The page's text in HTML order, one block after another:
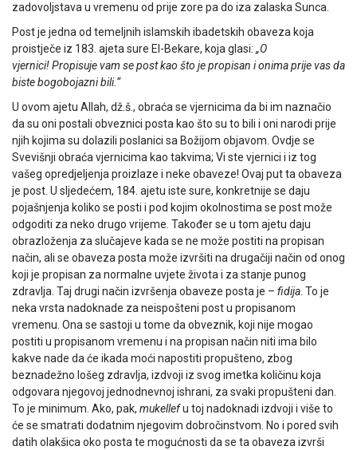
zadovoljstava u vremenu od prije zore pa do iza zalaska Sunca.
Post je jedna od temeljnih islamskih ibadetskih obaveza koja
proistječe iz 183. ajeta sure El-Bekare, koja glasi: „O
vjernici!Propisuje vam se post kao što je propisan i onima prije vas da
biste bogobojazni bili.“
U ovom ajetu Allah, dž.š., obraća se vjernicima da bi im naznačio
da su oni postali obveznici posta kao što su to bili i oni narodi prije
njih kojima su dolazili poslanici sa Božijom objavom. Ovdje se
Svevišnji obraća vjernicima kao takvima; Vi ste vjernici i iz tog
vašeg opredjeljenja proizlaze i neke obaveze! Ovaj put ta obaveza
je post. U sljedećem, 184. ajetu iste sure, konkretnije se daju
pojašnjenja koliko se posti i pod kojim okolnostima se post može
odgoditi za neko drugo vrijeme. Također se u tom ajetu daju
obrazloženja za slučajeve kada se ne može postiti na propisan
način, ali se obaveza posta može izvršiti na drugačiji način od onog
koji je propisan za normalne uvjete života i za stanje punog
zdravlja. Taj drugi način izvršenja obaveze posta je – fidija. To je
neka vrsta nadoknade za neispošteni post u propisanom
vremenu. Ona se sastoji u tome da obveznik, koji nije mogao
postiti u propisanom vremenu i na propisan način niti ima bilo
kakve nade da će ikada moći napostiti propušteno, zbog
beznadežno lošeg zdravlja, izd­voji iz svog imetka količinu koja
odgovara njegovoj jednodnevnoj ishrani, za svaki propušteni dan.
To je minimum. Ako, pak, mukellefu toj nadoknadi izdvoji i više to
će se smatrati dodatnim njegovim dobročinstvom. No i pored svih
datih olakšica oko posta te mogućnosti da se ta obaveza izvrši